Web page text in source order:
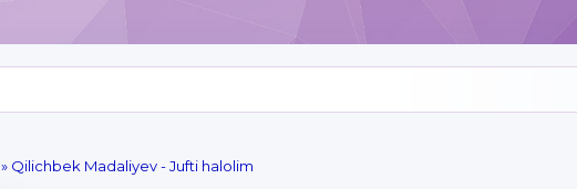
» Qilichbek Madaliyev - Jufti halolim